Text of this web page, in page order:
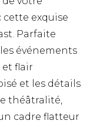
cette exquise
Parfaite
événements
flair
et les détails
théâtralité,
cadre flatteur